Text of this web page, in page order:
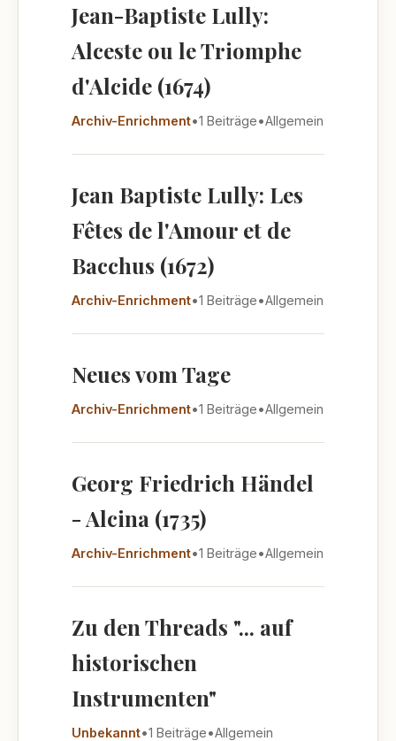
Jean-Baptiste Lully:
Alceste ou le Triomphe
d'Alcide (1674)
Archiv-Enrichment•1 Beiträge•Allgemein
Jean Baptiste Lully: Les
Fêtes de l'Amour et de
Bacchus (1672)
Archiv-Enrichment•1 Beiträge•Allgemein
Neues vom Tage
Archiv-Enrichment•1 Beiträge•Allgemein
Georg Friedrich Händel
- Alcina (1735)
Archiv-Enrichment•1 Beiträge•Allgemein
Zu den Threads "... auf
historischen
Instrumenten"
Unbekannt•1 Beiträge•Allgemein